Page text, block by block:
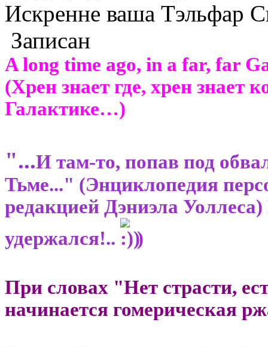
Искренне ваша Тэльфар
Записан
A long time ago, in a far, far
(Хрен знает где, хрен знает
Галактике…)
"...И там-то, попав под
Тьме..." (Энциклопедия
редакцией Дэниэла
удержался!..
)
При словах "Нет страсти,
начинается гомерическая